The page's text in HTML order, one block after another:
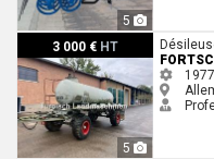
5
3 000 € HT
5
Fortschritt HL 50.45/21 Alu